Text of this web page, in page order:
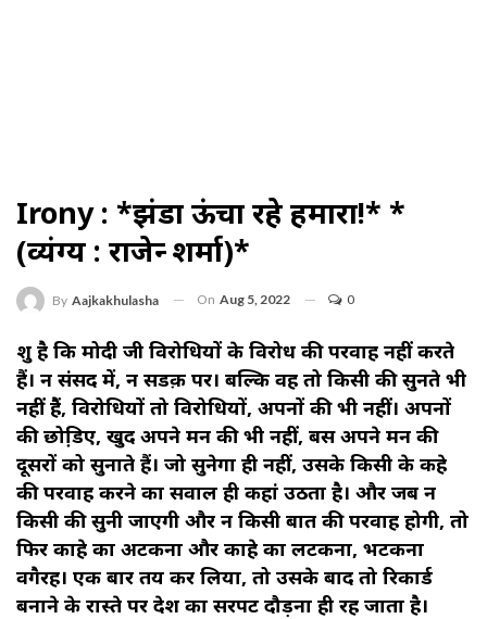
Irony : *झंडा ऊंचा रहे हमारा!* *
(व्यंग्य : राजेन्द्र शर्मा)*
By Aajkakhulasha On Aug 5, 2022 0
शुक्र है कि मोदी जी विरोधियों के विरोध की परवाह नहीं करते
हैं। न संसद में, न सडक़ पर। बल्कि वह तो किसी की सुनते भी
नहीं हैैं, विरोधियों तो विरोधियों, अपनों की भी नहीं। अपनों
की छोडि़ए, खुद अपने मन की भी नहीं, बस अपने मन की
दूसरों को सुनाते हैं। जो सुनेगा ही नहीं, उसके किसी के कहे
की परवाह करने का सवाल ही कहां उठता है। और जब न
किसी की सुनी जाएगी और न किसी बात की परवाह होगी, तो
फिर काहे का अटकना और काहे का लटकना, भटकना
वगैरह। एक बार तय कर लिया, तो उसके बाद तो रिकार्ड
बनाने के रास्ते पर देश का सरपट दौड़ना ही रह जाता है।